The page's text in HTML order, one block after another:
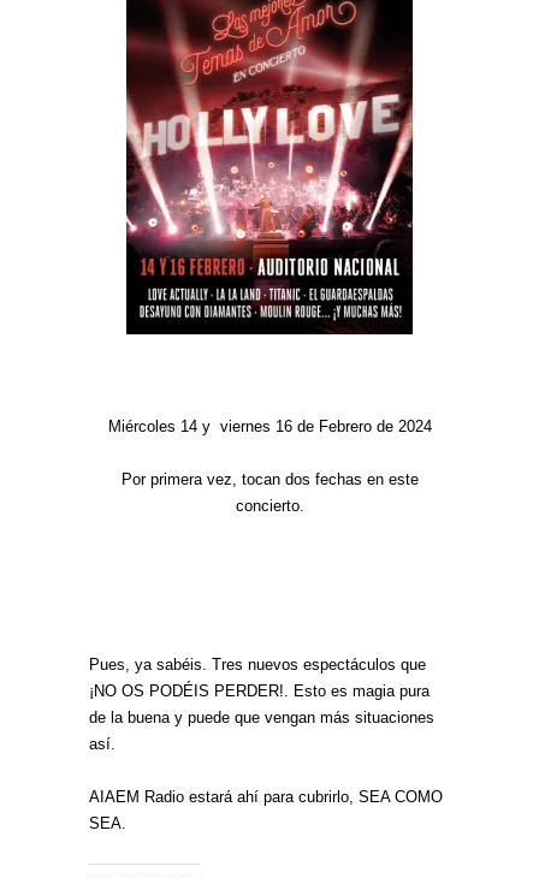
Miércoles 14 y viernes 16 de Febrero de 2024
Por primera vez, tocan dos fechas en este
concierto.
Pues, ya sabéis. Tres nuevos espectáculos que
¡NO OS PODÉIS PERDER!. Esto es magia pura
de la buena y puede que vengan más situaciones
así.
AIAEM Radio estará ahí para cubrirlo, SEA COMO
SEA.